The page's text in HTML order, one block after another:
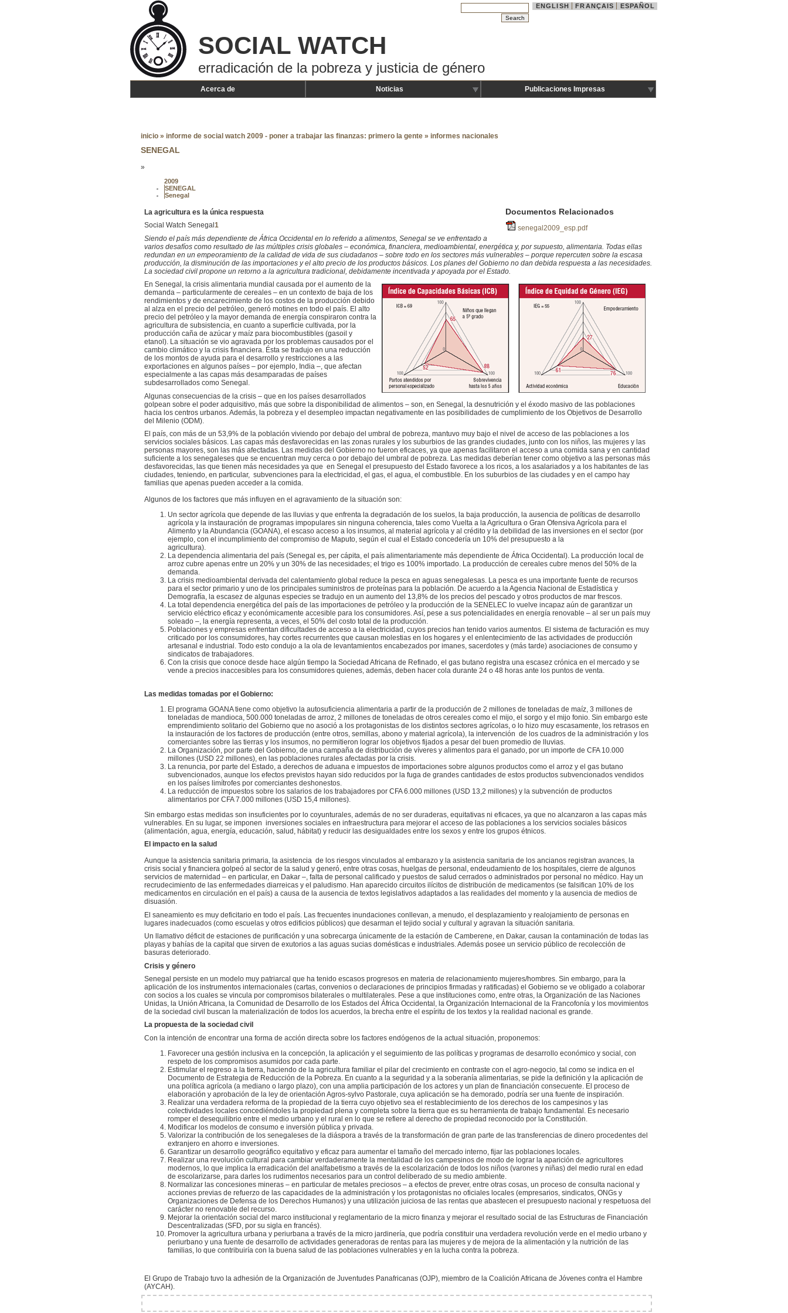
ENGLISH FRANÇAIS ESPAÑOL
SOCIAL WATCH
erradicación de la pobreza y justicia de género
Acerca de Noticias Publicaciones Impresas
inicio » informe de social watch 2009 - poner a trabajar las finanzas: primero la gente » informes nacionales
SENEGAL
»
2009
SENEGAL
Senegal
Documentos Relacionados
senegal2009_esp.pdf
La agricultura es la única respuesta
Social Watch Senegal 1
Siendo el país más dependiente de África Occidental en lo referido a alimentos, Senegal se ve enfrentado a
varios desafíos como resultado de las múltiples crisis globales – económica, financiera, medioambiental, energética y, por supuesto, alimentaria. Todas ellas
redundan en un empeoramiento de la calidad de vida de sus ciudadanos – sobre todo en los sectores más vulnerables – porque repercuten sobre la escasa
producción, la disminución de las importaciones y el alto precio de los productos básicos. Los planes del Gobierno no dan debida respuesta a las necesidades.
La sociedad civil propone un retorno a la agricultura tradicional, debidamente incentivada y apoyada por el Estado.
En Senegal, la crisis alimentaria mundial causada por el aumento de la
demanda – particularmente de cereales – en un contexto de baja de los
rendimientos y de encarecimiento de los costos de la producción debido
al alza en el precio del petróleo, generó motines en todo el país. El alto
precio del petróleo y la mayor demanda de energía conspiraron contra la
agricultura de subsistencia, en cuanto a superficie cultivada, por la
producción caña de azúcar y maíz para biocombustibles (gasoil y
etanol). La situación se vio agravada por los problemas causados por el
cambio climático y la crisis financiera. Ésta se tradujo en una reducción
de los montos de ayuda para el desarrollo y restricciones a las
exportaciones en algunos países – por ejemplo, India –, que afectan
especialmente a las capas más desamparadas de países
subdesarrollados como Senegal.
Algunas consecuencias de la crisis – que en los países desarrollados
golpean sobre el poder adquisitivo, más que sobre la disponibilidad de alimentos – son, en Senegal, la desnutrición y el éxodo masivo de las poblaciones
hacia los centros urbanos. Además, la pobreza y el desempleo impactan negativamente en las posibilidades de cumplimiento de los Objetivos de Desarrollo
del Milenio (ODM).
El país, con más de un 53,9% de la población viviendo por debajo del umbral de pobreza, mantuvo muy bajo el nivel de acceso de las poblaciones a los
servicios sociales básicos. Las capas más desfavorecidas en las zonas rurales y los suburbios de las grandes ciudades, junto con los niños, las mujeres y las
personas mayores, son las más afectadas. Las medidas del Gobierno no fueron eficaces, ya que apenas facilitaron el acceso a una comida sana y en cantidad
suficiente a los senegaleses que se encuentran muy cerca o por debajo del umbral de pobreza. Las medidas deberían tener como objetivo a las personas más
desfavorecidas, las que tienen más necesidades ya que en Senegal el presupuesto del Estado favorece a los ricos, a los asalariados y a los habitantes de las
ciudades, teniendo, en particular, subvenciones para la electricidad, el gas, el agua, el combustible. En los suburbios de las ciudades y en el campo hay
familias que apenas pueden acceder a la comida.
Algunos de los factores que más influyen en el agravamiento de la situación son:
Un sector agrícola que depende de las lluvias y que enfrenta la degradación de los suelos, la baja producción, la ausencia de políticas de desarrollo
agrícola y la instauración de programas impopulares sin ninguna coherencia, tales como Vuelta a la Agricultura o Gran Ofensiva Agrícola para el
Alimento y la Abundancia (GOANA), el escaso acceso a los insumos, al material agrícola y al crédito y la debilidad de las inversiones en el sector (por
ejemplo, con el incumplimiento del compromiso de Maputo, según el cual el Estado concedería un 10% del presupuesto a la
agricultura).
La dependencia alimentaria del país (Senegal es, per cápita, el país alimentariamente más dependiente de África Occidental). La producción local de
arroz cubre apenas entre un 20% y un 30% de las necesidades; el trigo es 100% importado. La producción de cereales cubre menos del 50% de la
demanda.
La crisis medioambiental derivada del calentamiento global reduce la pesca en aguas senegalesas. La pesca es una importante fuente de recursos
para el sector primario y uno de los principales suministros de proteínas para la población. De acuerdo a la Agencia Nacional de Estadística y
Demografía, la escasez de algunas especies se tradujo en un aumento del 13,8% de los precios del pescado y otros productos de mar frescos.
La total dependencia energética del país de las importaciones de petróleo y la producción de la SENELEC lo vuelve incapaz aún de garantizar un
servicio eléctrico eficaz y económicamente accesible para los consumidores. Así, pese a sus potencialidades en energía renovable – al ser un país muy
soleado –, la energía representa, a veces, el 50% del costo total de la producción.
Poblaciones y empresas enfrentan dificultades de acceso a la electricidad, cuyos precios han tenido varios aumentos. El sistema de facturación es muy
criticado por los consumidores, hay cortes recurrentes que causan molestias en los hogares y el enlentecimiento de las actividades de producción
artesanal e industrial. Todo esto condujo a la ola de levantamientos encabezados por imanes, sacerdotes y (más tarde) asociaciones de consumo y
sindicatos de trabajadores.
Con la crisis que conoce desde hace algún tiempo la Sociedad Africana de Refinado, el gas butano registra una escasez crónica en el mercado y se
vende a precios inaccesibles para los consumidores quienes, además, deben hacer cola durante 24 o 48 horas ante los puntos de venta.
Las medidas tomadas por el Gobierno:
El programa GOANA tiene como objetivo la autosuficiencia alimentaria a partir de la producción de 2 millones de toneladas de maíz, 3 millones de
toneladas de mandioca, 500.000 toneladas de arroz, 2 millones de toneladas de otros cereales como el mijo, el sorgo y el mijo fonio. Sin embargo este
emprendimiento solitario del Gobierno que no asoció a los protagonistas de los distintos sectores agrícolas, o lo hizo muy escasamente, los retrasos en
la instauración de los factores de producción (entre otros, semillas, abono y material agrícola), la intervención de los cuadros de la administración y los
comerciantes sobre las tierras y los insumos, no permitieron lograr los objetivos fijados a pesar del buen promedio de lluvias.
La Organización, por parte del Gobierno, de una campaña de distribución de víveres y alimentos para el ganado, por un importe de CFA 10.000
millones (USD 22 millones), en las poblaciones rurales afectadas por la crisis.
La renuncia, por parte del Estado, a derechos de aduana e impuestos de importaciones sobre algunos productos como el arroz y el gas butano
subvencionados, aunque los efectos previstos hayan sido reducidos por la fuga de grandes cantidades de estos productos subvencionados vendidos
en los países limítrofes por comerciantes deshonestos.
La reducción de impuestos sobre los salarios de los trabajadores por CFA 6.000 millones (USD 13,2 millones) y la subvención de productos
alimentarios por CFA 7.000 millones (USD 15,4 millones).
Sin embargo estas medidas son insuficientes por lo coyunturales, además de no ser duraderas, equitativas ni eficaces, ya que no alcanzaron a las capas más
vulnerables. En su lugar, se imponen inversiones sociales en infraestructura para mejorar el acceso de las poblaciones a los servicios sociales básicos
(alimentación, agua, energía, educación, salud, hábitat) y reducir las desigualdades entre los sexos y entre los grupos étnicos.
El impacto en la salud
Aunque la asistencia sanitaria primaria, la asistencia de los riesgos vinculados al embarazo y la asistencia sanitaria de los ancianos registran avances, la
crisis social y financiera golpeó al sector de la salud y generó, entre otras cosas, huelgas de personal, endeudamiento de los hospitales, cierre de algunos
servicios de maternidad – en particular, en Dakar –, falta de personal calificado y puestos de salud cerrados o administrados por personal no médico. Hay un
recrudecimiento de las enfermedades diarreicas y el paludismo. Han aparecido circuitos ilícitos de distribución de medicamentos (se falsifican 10% de los
medicamentos en circulación en el país) a causa de la ausencia de textos legislativos adaptados a las realidades del momento y la ausencia de medios de
disuasión.
El saneamiento es muy deficitario en todo el país. Las frecuentes inundaciones conllevan, a menudo, el desplazamiento y realojamiento de personas en
lugares inadecuados (como escuelas y otros edificios públicos) que desarman el tejido social y cultural y agravan la situación sanitaria.
Un llamativo déficit de estaciones de purificación y una sobrecarga únicamente de la estación de Camberene, en Dakar, causan la contaminación de todas las
playas y bahías de la capital que sirven de exutorios a las aguas sucias domésticas e industriales. Además posee un servicio público de recolección de
basuras deteriorado.
Crisis y género
Senegal persiste en un modelo muy patriarcal que ha tenido escasos progresos en materia de relacionamiento mujeres/hombres. Sin embargo, para la
aplicación de los instrumentos internacionales (cartas, convenios o declaraciones de principios firmadas y ratificadas) el Gobierno se ve obligado a colaborar
con socios a los cuales se vincula por compromisos bilaterales o multilaterales. Pese a que instituciones como, entre otras, la Organización de las Naciones
Unidas, la Unión Africana, la Comunidad de Desarrollo de los Estados del África Occidental, la Organización Internacional de la Francofonía y los movimientos
de la sociedad civil buscan la materialización de todos los acuerdos, la brecha entre el espíritu de los textos y la realidad nacional es grande.
La propuesta de la sociedad civil
Con la intención de encontrar una forma de acción directa sobre los factores endógenos de la actual situación, proponemos:
Favorecer una gestión inclusiva en la concepción, la aplicación y el seguimiento de las políticas y programas de desarrollo económico y social, con
respeto de los compromisos asumidos por cada parte.
Estimular el regreso a la tierra, haciendo de la agricultura familiar el pilar del crecimiento en contraste con el agro-negocio, tal como se indica en el
Documento de Estrategia de Reducción de la Pobreza. En cuanto a la seguridad y a la soberanía alimentarias, se pide la definición y la aplicación de
una política agrícola (a mediano o largo plazo), con una amplia participación de los actores y un plan de financiación consecuente. El proceso de
elaboración y aprobación de la ley de orientación Agros-sylvo Pastorale, cuya aplicación se ha demorado, podría ser una fuente de inspiración.
Realizar una verdadera reforma de la propiedad de la tierra cuyo objetivo sea el restablecimiento de los derechos de los campesinos y las
colectividades locales concediéndoles la propiedad plena y completa sobre la tierra que es su herramienta de trabajo fundamental. Es necesario
romper el desequilibrio entre el medio urbano y el rural en lo que se refiere al derecho de propiedad reconocido por la Constitución.
Modificar los modelos de consumo e inversión pública y privada.
Valorizar la contribución de los senegaleses de la diáspora a través de la transformación de gran parte de las transferencias de dinero procedentes del
extranjero en ahorro e inversiones.
Garantizar un desarrollo geográfico equitativo y eficaz para aumentar el tamaño del mercado interno, fijar las poblaciones locales.
Realizar una revolución cultural para cambiar verdaderamente la mentalidad de los campesinos de modo de lograr la aparición de agricultores
modernos, lo que implica la erradicación del analfabetismo a través de la escolarización de todos los niños (varones y niñas) del medio rural en edad
de escolarizarse, para darles los rudimentos necesarios para un control deliberado de su medio ambiente.
Normalizar las concesiones mineras – en particular de metales preciosos – a efectos de prever, entre otras cosas, un proceso de consulta nacional y
acciones previas de refuerzo de las capacidades de la administración y los protagonistas no oficiales locales (empresarios, sindicatos, ONGs y
Organizaciones de Defensa de los Derechos Humanos) y una utilización juiciosa de las rentas que abastecen el presupuesto nacional y respetuosa del
carácter no renovable del recurso.
Mejorar la orientación social del marco institucional y reglamentario de la micro finanza y mejorar el resultado social de las Estructuras de Financiación
Descentralizadas (SFD, por su sigla en francés).
Promover la agricultura urbana y periurbana a través de la micro jardinería, que podría constituir una verdadera revolución verde en el medio urbano y
periurbano y una fuente de desarrollo de actividades generadoras de rentas para las mujeres y de mejora de la alimentación y la nutrición de las
familias, lo que contribuiría con la buena salud de las poblaciones vulnerables y en la lucha contra la pobreza.
El Grupo de Trabajo tuvo la adhesión de la Organización de Juventudes Panafricanas (OJP), miembro de la Coalición Africana de Jóvenes contra el Hambre
(AYCAH).